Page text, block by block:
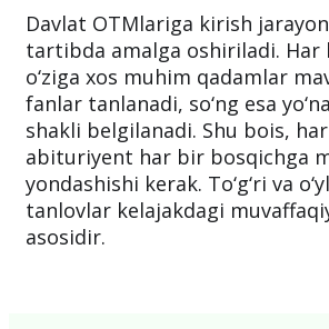
Davlat OTMlariga kirish
tartibda amalga oshiriladi. Har
o‘ziga xos muhim qadamlar
fanlar tanlanadi, so‘ng esa
shakli belgilanadi. Shu bois,
abituriyent har bir bosqichga
yondashishi kerak. To‘g‘ri va
tanlovlar kelajakdagi
asosidir.